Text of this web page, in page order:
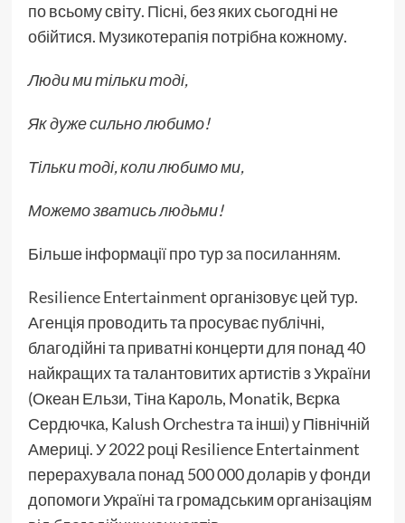
по всьому світу. Пісні, без яких сьогодні не
обійтися. Музикотерапія потрібна кожному.
Люди ми тільки тоді,
Як дуже сильно любимо!
Тільки тоді, коли любимо ми,
Можемо зватись людьми!
Більше інформації про турза посиланням.
Resilience Entertainmentорганізовує цей тур.
Агенція проводить та просуває публічні,
благодійні та приватні концерти для понад 40
найкращих та талантовитих артистів з України
(Океан Ельзи, Тіна Кароль, Monatik, Вєрка
Сердючка, Kalush Orchestra та інші) у Північній
Америці. У 2022 році Resilience Entertainment
перерахувала понад 500 000 доларів у фонди
допомоги Україні та громадським організаціям